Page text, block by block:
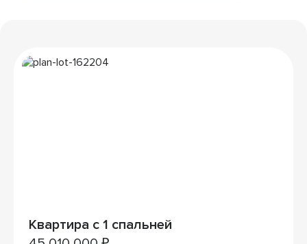
Квартира с 1 спальней